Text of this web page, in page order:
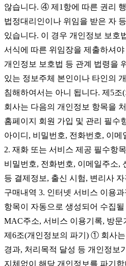
않습니다. ④ 제1항에 따른 권리
법정대리인이나 위임을 받은 자
있습니다. 이 경우 개인정보 보호
서식에 따른 위임장을 제출하셔
개인정보 보호법 등 관계 법령을
있는 정보주체 본인이나 타인의
침해하여서는 아니 됩니다. 제5
회사는 다음의 개인정보 항목을
홈페이지 회원 가입 및 관리 필수
아이디, 비밀번호, 전화번호, 이메
2. 재화 또는 서비스 제공 필수항
비밀번호, 전화번호, 이메일주소,
등 결제정보, 출신 시험, 변리사
구매내역 3. 인터넷 서비스 이용
항목이 자동으로 생성되어 수집
MAC주소, 서비스 이용기록, 방문
제6조(개인정보의 파기) ① 회사
경과, 처리목적 달성 등 개인정보
지체없이 해당 개인정보를 파기